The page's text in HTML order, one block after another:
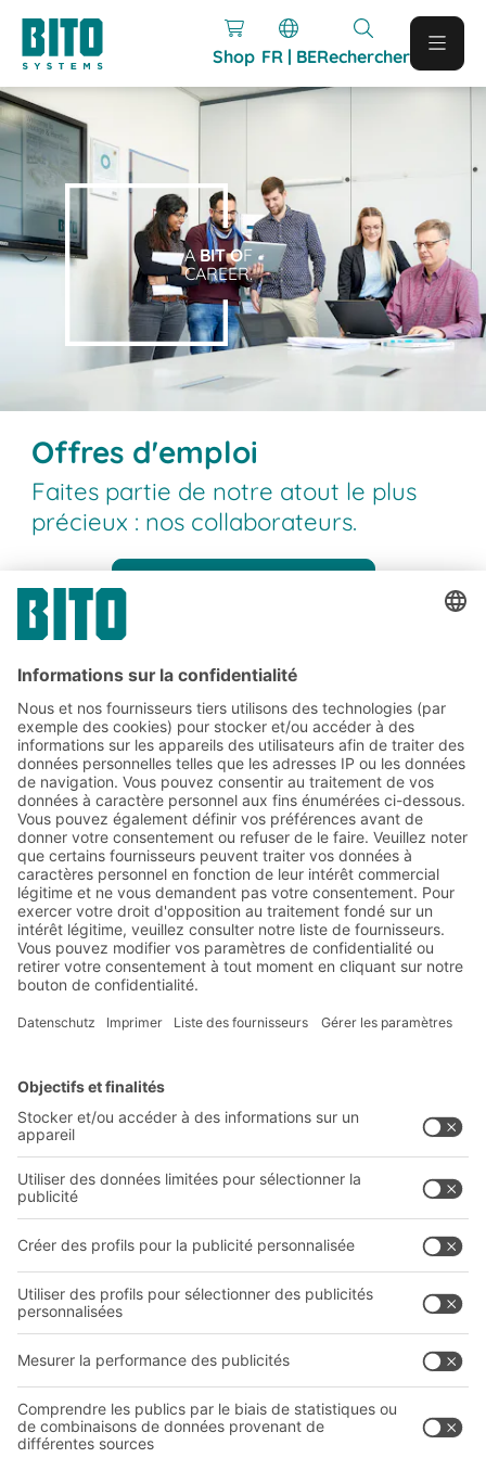
Shop FR | BERechercher
ABIT OF
CAREER.
Offres d'emploi
Faites partie de notre atout le plus
précieux : nos collaborateurs.
Entreprise
Abonnez-vous à la lettre
d'information de BITO :
Actualités de l'entrepôt et de
la logistique
Réductions exclusives
Innovations
S'inscrire à la newsletter
Solutions BITO
Solutions intralogistiques
Bacs en matière plastique
Systèmes de rayonnages
Prestations de service
LE PRO DU STOCKAGE
Entreprise
Qui sommes-nous ?
Sites internationaux
Follow us